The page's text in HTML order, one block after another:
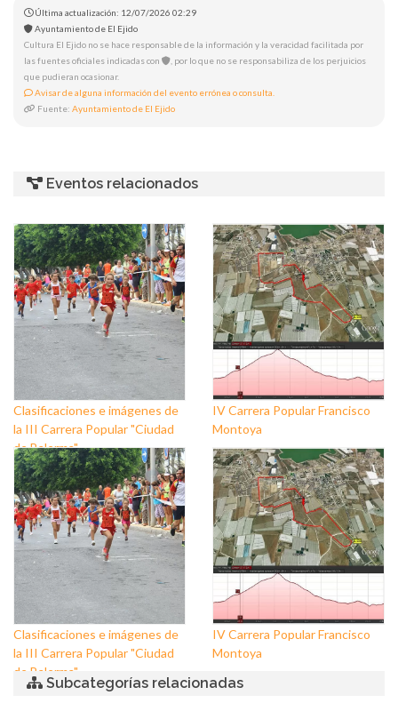
Última actualización: 12/07/2026 02:29
Ayuntamiento de El Ejido
Cultura El Ejido no se hace responsable de la información y la veracidad facilitada por
las fuentes oficiales indicadas con
, por lo que no se responsabiliza de los perjuicios
que pudieran ocasionar.
Avisar de alguna información del evento errónea o consulta.
Fuente: Ayuntamiento de El Ejido
Eventos relacionados
Clasificaciones e imágenes de
la III Carrera Popular "Ciudad
de Balerma"
IV Carrera Popular Francisco
Montoya
Clasificaciones e imágenes de
la III Carrera Popular "Ciudad
de Balerma"
IV Carrera Popular Francisco
Montoya
Subcategorías relacionadas